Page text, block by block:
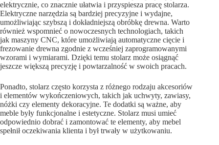
elektrycznie, co znacznie ułatwia i przyspiesza pracę stolarza.
Elektryczne narzędzia są bardziej precyzyjne i wydajne,
umożliwiając szybszą i dokładniejszą obróbkę drewna. Warto
również wspomnieć o nowoczesnych technologiach, takich
jak maszyny CNC, które umożliwiają automatyczne cięcie i
frezowanie drewna zgodnie z wcześniej zaprogramowanymi
wzorami i wymiarami. Dzięki temu stolarz może osiągnąć
jeszcze większą precyzję i powtarzalność w swoich pracach.
Ponadto, stolarz często korzysta z różnego rodzaju akcesoriów
i elementów wykończeniowych, takich jak uchwyty, zawiasy,
nóżki czy elementy dekoracyjne. Te dodatki są ważne, aby
meble były funkcjonalne i estetyczne. Stolarz musi umieć
odpowiednio dobrać i zamontować te elementy, aby mebel
spełnił oczekiwania klienta i był trwały w użytkowaniu.